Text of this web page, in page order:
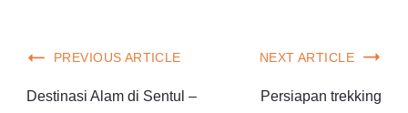
PREVIOUS ARTICLE
Destinasi Alam di Sentul –
NEXT ARTICLE
Persiapan trekking